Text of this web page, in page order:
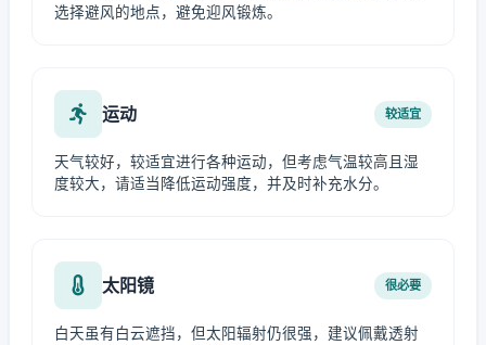
选择避风的地点，避免迎风锻炼。
运动 较适宜
天气较好，较适宜进行各种运动，但考虑气温较高且湿
度较大，请适当降低运动强度，并及时补充水分。
太阳镜 很必要
白天虽有白云遮挡，但太阳辐射仍很强，建议佩戴透射